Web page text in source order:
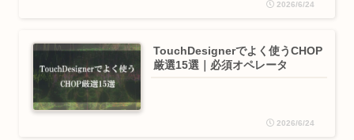
2026/6/24
TouchDesignerでよく使うCHOP
厳選15選｜必須オペレータ
2026/6/24